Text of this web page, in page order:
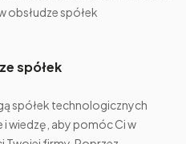
obsłudze spółek
spółek
spółek technologicznych
wiedzę, aby pomóc Ci w